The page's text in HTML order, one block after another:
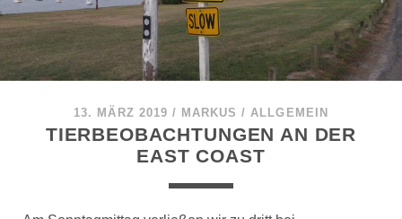
13. MÄRZ 2019 / MARKUS /ALLGEMEIN
TIERBEOBACHTUNGEN AN DER
EAST COAST